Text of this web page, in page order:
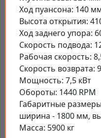
Ход пуансона: 140
Высота открытия:
Ход заднего упора:
Скорость подвода:
Рабочая скорость:
Скорость возврата:
Мощность: 7,5 кВт
Обороты: 1440 RPM
Габаритные
ширина - 1800 мм,
Масса: 5900 кг